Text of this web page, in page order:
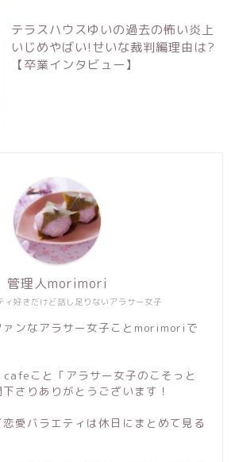
テラスハウスゆいの過去の怖い炎上
いじめやばい!せいな裁判編理由は?
【卒業インタビュー】
ィ好きだけど話し足りないアラサー女子
管理人morimori
ァンなアラサー女子ことmorimoriで
こと「アラサー女子のこそっと
さりありがとうございます！
愛バラエティは休日にまとめて見る